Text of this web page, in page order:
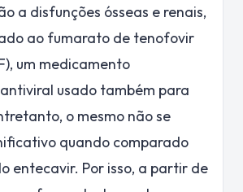
a disfunções ósseas e renais,
ao fumarato de tenofovir
um medicamento
usado também para
o mesmo não se
quando comparado
entecavir. Por isso, a partir de